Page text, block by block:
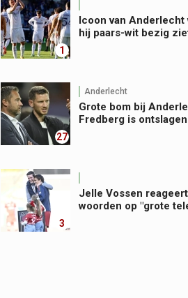
1
Icoon van
hij paars-wit bezig
27
Anderlecht
Grote bom bij
Fredberg is ontslagen
3
Jelle Vossen
woorden op "grote